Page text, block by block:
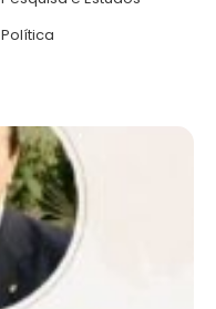
Política